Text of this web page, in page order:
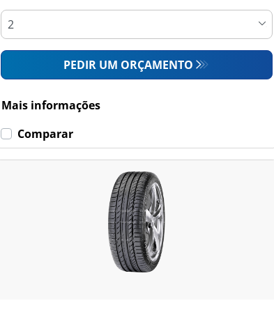
PEDIR UM ORÇAMENTO
Mais informações
Comparar